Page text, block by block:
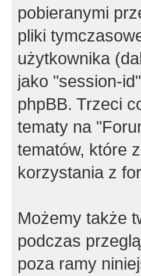
pobieranymi
pliki
użytkownika
jako "session-
phpBB. Trzeci
tematy na
tematów, które
korzystania z
Możemy także
podczas
poza ramy